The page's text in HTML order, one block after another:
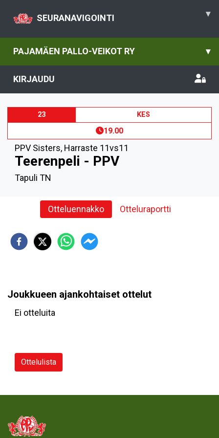
SEURANAVIGOINTI ▾
PAJAMÄEN PALLO-VEIKOT RY ▾
KIRJAUDU
23 KES
19.00
PPV Sisters, Harraste 11vs11
Teerenpeli - PPV
Tapuli TN
Otteluennakko Otteluraportti
Joukkueen ajankohtaiset ottelut
Ei otteluita
Ottelulista